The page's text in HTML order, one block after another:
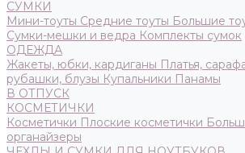
СУМКИ
Мини-тоуты Средние тоуты Большие
Сумки-мешки и ведра Комплекты сумок
ОДЕЖДА
Жакеты, юбки, кардиганы Платья,
рубашки, блузы Купальники Панамы
В ОТПУСК
КОСМЕТИЧКИ
Косметички Плоские косметички
органайзеры